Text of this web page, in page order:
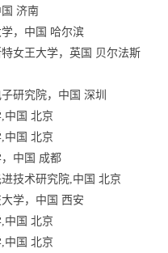
济南
，中国 哈尔滨
王大学，英国 贝尔法斯
究院，中国 深圳
国 北京
国 北京
中国 成都
术研究院,中国 北京
学，中国 西安
国 北京
国 北京